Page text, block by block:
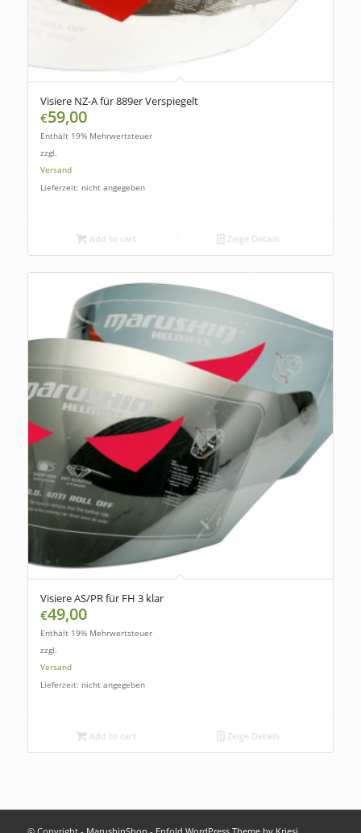
Visiere NZ-A für 889er Verspiegelt
€59,00
Enthält 19% Mehrwertsteuer
zzgl.
Versand
Lieferzeit: nicht angegeben
Add to cart Zeige Details
Visiere AS/PR für FH 3 klar
€49,00
Enthält 19% Mehrwertsteuer
zzgl.
Versand
Lieferzeit: nicht angegeben
Add to cart Zeige Details